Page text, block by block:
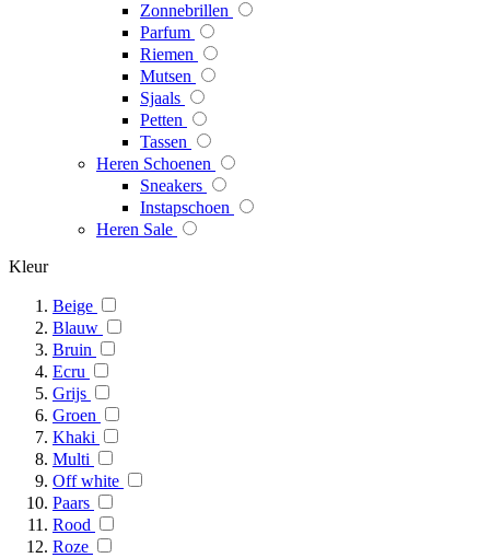
Zonnebrillen
Parfum
Riemen
Mutsen
Sjaals
Petten
Tassen
Heren Schoenen
Sneakers
Instapschoen
Heren Sale
Kleur
Beige
Blauw
Bruin
Ecru
Grijs
Groen
Khaki
Multi
Off white
Paars
Rood
Roze